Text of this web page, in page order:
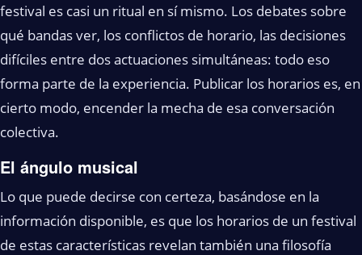
festival es casi un ritual en sí mismo. Los debates sobre
qué bandas ver, los conflictos de horario, las decisiones
difíciles entre dos actuaciones simultáneas: todo eso
forma parte de la experiencia. Publicar los horarios es, en
cierto modo, encender la mecha de esa conversación
colectiva.
El ángulo musical
Lo que puede decirse con certeza, basándose en la
información disponible, es que los horarios de un festival
de estas características revelan también una filosofía